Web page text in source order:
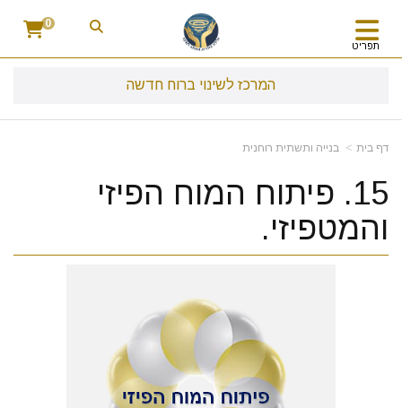
תפריט
0
המרכז לשינוי ברוח חדשה
דף בית בנייה ותשתית רוחנית
15. פיתוח המוח הפיזי
והמטפיזי.